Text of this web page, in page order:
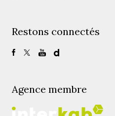
Restons connectés
Agence membre